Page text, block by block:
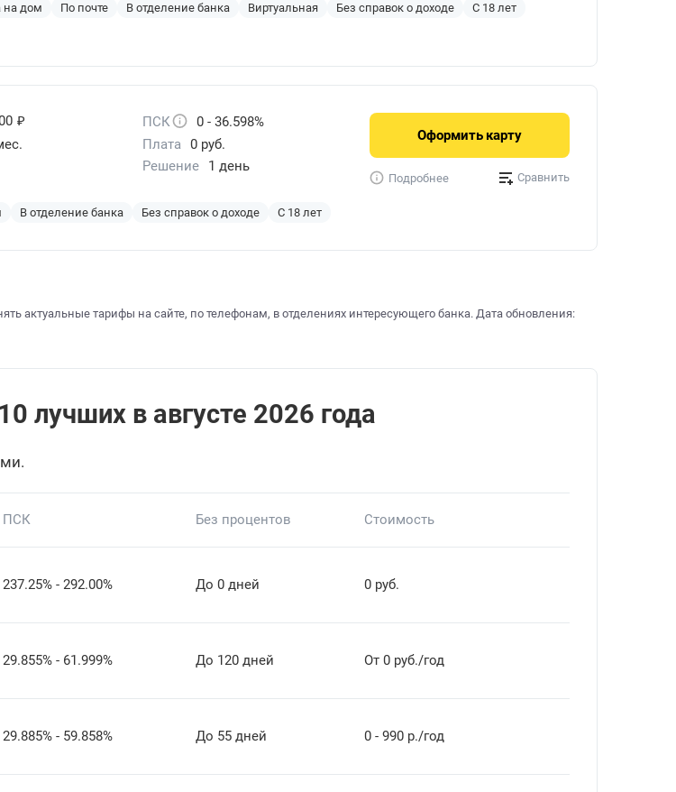
на дом По почте В отделение банка Виртуальная Без справок о доходе
С 18 лет
₽ ПСК
0 - 36.598%
Плата 0 руб.
Решение 1 день
В отделение банка Без справок о доходе С 18 лет
Оформить карту
Подробнее Сравнить
актуальные тарифы на сайте, по телефонам, в отделениях интересующего банка. Дата обновления:
лучших в августе 2026 года
ПСК Без процентов Стоимость
237.25% - 292.00% До 0 дней 0 руб.
29.855% - 61.999% До 120 дней От 0 руб./год
29.885% - 59.858% До 55 дней 0 - 990 р./год